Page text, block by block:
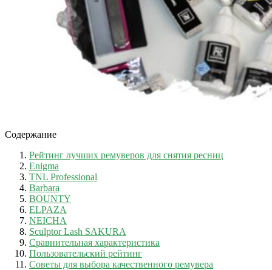
Содержание
Рейтинг лучших ремуверов для снятия ресниц
Enigma
TNL Professional
Barbara
BOUNTY
ELPAZA
NEICHA
Sculptor Lash SAKURA
Сравнительная характеристика
Пользовательский рейтинг
Советы для выбора качественного ремувера